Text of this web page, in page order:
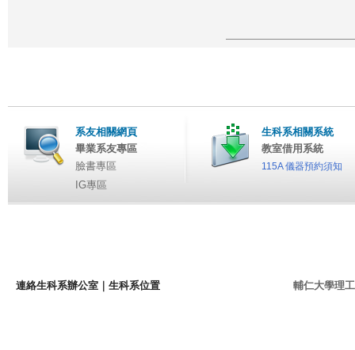
系友相關網頁
畢業系友專區
臉書專區
IG專區
生科系相關系統
教室借用系統
115A 儀器預約須知
連絡生科系辦公室 ｜ 生科系位置 輔仁大學理